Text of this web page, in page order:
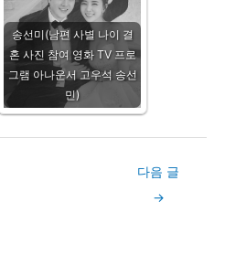
송선미(남편 사별 나이 결
혼 사진 참여 영화 TV 프로
그램 아나운서 고우석 송선
민)
다음 글
→